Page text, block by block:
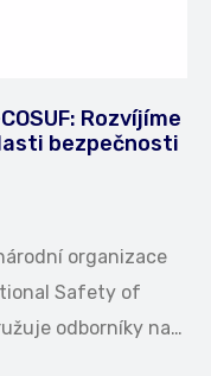
Rozvíjíme
bezpečnosti
organizace
Safety of
odborníky na…